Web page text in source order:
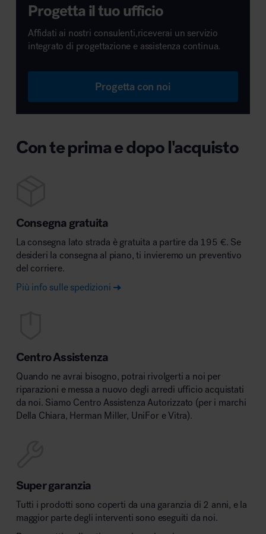
Progetta il tuo ufficio
Affidati ai nostri consulenti,riceverai un servizio
integrato di progettazione e assistenza continua.
Progetta con noi
Con te prima e dopo l'acquisto
Consegna gratuita
La consegna lato strada è gratuita a partire da 195 €. Se
desideri la consegna al piano, ti invieremo un preventivo
del corriere.
Più info sulle spedizioni
Centro Assistenza
Quando ne avrai bisogno, potrai rivolgerti a noi per
riparazioni e messa a nuovo degli arredi ufficio acquistati
da noi. Siamo Centro Assistenza Autorizzato (per i marchi
Della Chiara, Herman Miller, UniFor e Vitra).
Super garanzia
Tutti i prodotti sono coperti da una garanzia di 2 anni, e la
maggior parte degli interventi sono eseguiti da noi.